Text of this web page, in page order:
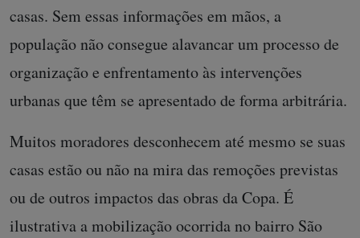
casas. Sem essas informações em mãos, a
população não consegue alavancar um processo de
organização e enfrentamento às intervenções
urbanas que têm se apresentado de forma arbitrária.
Muitos moradores desconhecem até mesmo se suas
casas estão ou não na mira das remoções previstas
ou de outros impactos das obras da Copa. É
ilustrativa a mobilização ocorrida no bairro São